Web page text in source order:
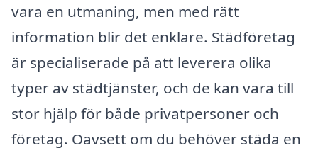
vara en utmaning, men med rätt
information blir det enklare. Städföretag
är specialiserade på att leverera olika
typer av städtjänster, och de kan vara till
stor hjälp för både privatpersoner och
företag. Oavsett om du behöver städa en